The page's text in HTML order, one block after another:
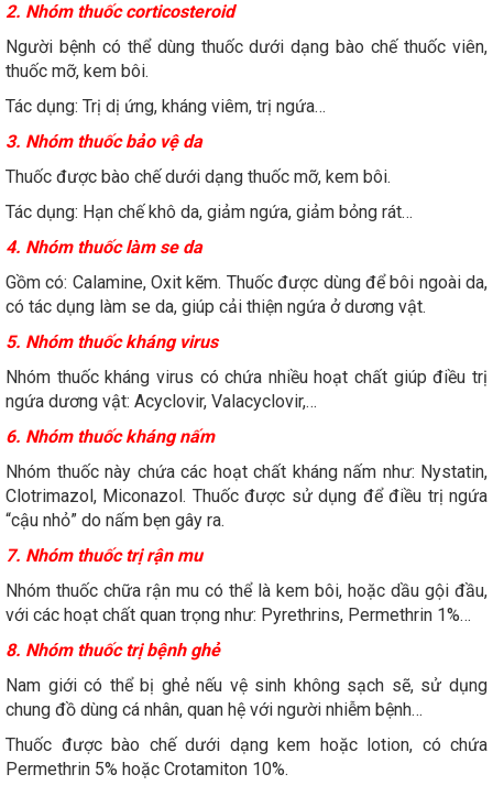
2. Nhóm thuốc corticosteroid
Người bệnh có thể dùng thuốc dưới dạng bào chế thuốc viên,
thuốc mỡ, kem bôi.
Tác dụng: Trị dị ứng, kháng viêm, trị ngứa…
3. Nhóm thuốc bảo vệ da
Thuốc được bào chế dưới dạng thuốc mỡ, kem bôi.
Tác dụng: Hạn chế khô da, giảm ngứa, giảm bỏng rát…
4. Nhóm thuốc làm se da
Gồm có: Calamine, Oxit kẽm. Thuốc được dùng để bôi ngoài da,
có tác dụng làm se da, giúp cải thiện ngứa ở dương vật.
5. Nhóm thuốc kháng virus
Nhóm thuốc kháng virus có chứa nhiều hoạt chất giúp điều trị
ngứa dương vật: Acyclovir, Valacyclovir,…
6. Nhóm thuốc kháng nấm
Nhóm thuốc này chứa các hoạt chất kháng nấm như: Nystatin,
Clotrimazol, Miconazol. Thuốc được sử dụng để điều trị ngứa
“cậu nhỏ” do nấm bẹn gây ra.
7. Nhóm thuốc trị rận mu
Nhóm thuốc chữa rận mu có thể là kem bôi, hoặc dầu gội đầu,
với các hoạt chất quan trọng như: Pyrethrins, Permethrin 1%…
8. Nhóm thuốc trị bệnh ghẻ
Nam giới có thể bị ghẻ nếu vệ sinh không sạch sẽ, sử dụng
chung đồ dùng cá nhân, quan hệ với người nhiễm bệnh…
Thuốc được bào chế dưới dạng kem hoặc lotion, có chứa
Permethrin 5% hoặc Crotamiton 10%.